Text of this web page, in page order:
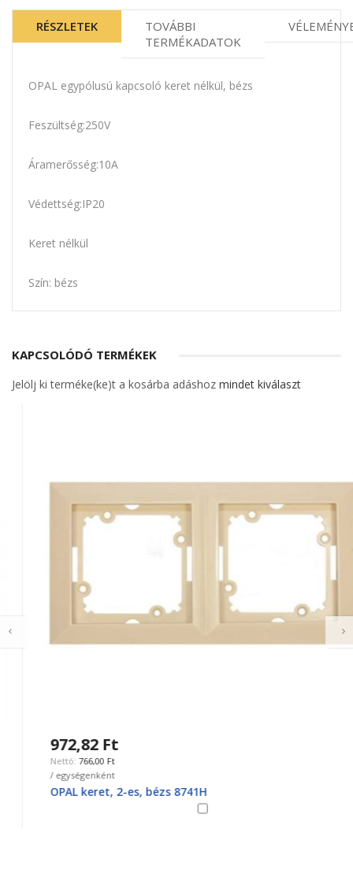
RÉSZLETEK
TOVÁBBI
TERMÉKADATOK
OPAL egypólusú kapcsoló keret nélkül, bézs
Feszültség:250V
Áramerősség:10A
Védettség:IP20
Keret nélkül
Szín: bézs
KAPCSOLÓDÓ TERMÉKEK
Jelölj ki terméke(ke)t a kosárba adáshoz mindet kiválaszt
972,82 Ft
766,00 Ft
/ egységenként
OPAL keret, 2-es, bézs 8741H